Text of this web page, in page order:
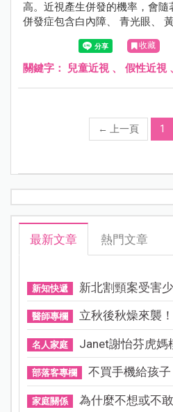
高。近視產生併發的機率，會隨
併發症包含白內障、 青光眼、
甚至導致失明。
收藏
關鍵字： 兒童近視 、 假性近視
← 上一頁 1
最新文章 熱門文章
新知快遞 新北割頸案受害
醫師專欄 立秋後秋燥來襲
名人家庭 Janet謝怡芬虎媽
部落客專欄 不買手機給孩
家庭關係 為什麼不想或不